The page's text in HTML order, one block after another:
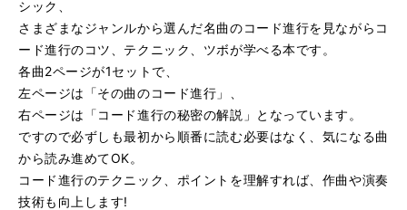
シック、
さまざまなジャンルから選んだ名曲のコード進行を見ながらコ
ード進行のコツ、テクニック、ツボが学べる本です。
各曲2ページが1セットで、
左ページは「その曲のコード進行」、
右ページは「コード進行の秘密の解説」となっています。
ですので必ずしも最初から順番に読む必要はなく、気になる曲
から読み進めてOK。
コード進行のテクニック、ポイントを理解すれば、作曲や演奏
技術も向上します!